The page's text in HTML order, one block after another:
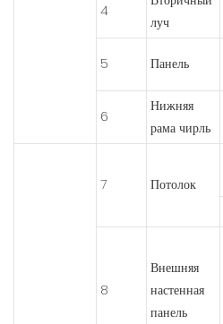
4
луч
5 Панель
6
Нижняя
рама чирль
7 Потолок
8
Внешняя
настенная
панель